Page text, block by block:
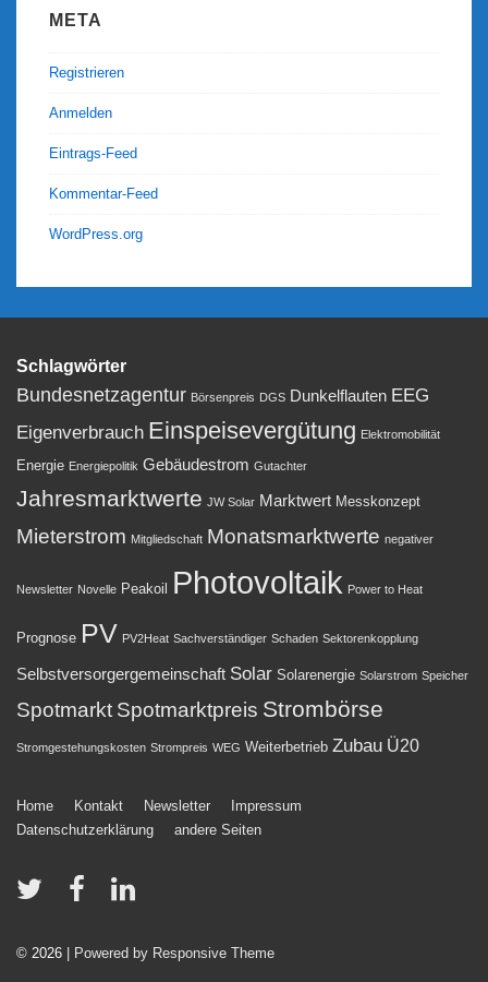
META
Registrieren
Anmelden
Eintrags-Feed
Kommentar-Feed
WordPress.org
Schlagwörter
Bundesnetzagentur Börsenpreis DGS Dunkelflauten EEG
Eigenverbrauch Einspeisevergütung Elektromobilität
Energie Energiepolitik Gebäudestrom Gutachter
Jahresmarktwerte JW Solar Marktwert Messkonzept
Mieterstrom Mitgliedschaft Monatsmarktwerte negativer
Newsletter Novelle Peakoil Photovoltaik Power to Heat
Prognose PV PV2Heat Sachverständiger Schaden Sektorenkopplung
Selbstversorgergemeinschaft Solar Solarenergie Solarstrom Speicher
Spotmarkt Spotmarktpreis Strombörse
Stromgestehungskosten Strompreis WEG Weiterbetrieb Zubau Ü20
Footer-
Menü
Home Kontakt Newsletter
Impressum
Datenschutzerklärung
andere Seiten
© 2026 | Powered by Responsive Theme